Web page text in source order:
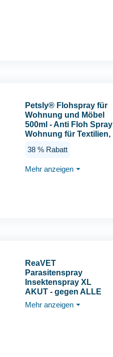
Petsly® Flohspray für
Wohnung und Möbel
500ml - Anti Floh Spray
Wohnung für Textilien,
Körbchen -
Fleckenfrei,
38 % Rabatt
Mehr anzeigen ⏷
ReaVET
Parasitenspray
Insektenspray XL
AKUT - gegen ALLE
Parasiten für Hunde &
Tierumgebung 500ml I
Mehr anzeigen ⏷